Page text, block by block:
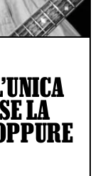
LA